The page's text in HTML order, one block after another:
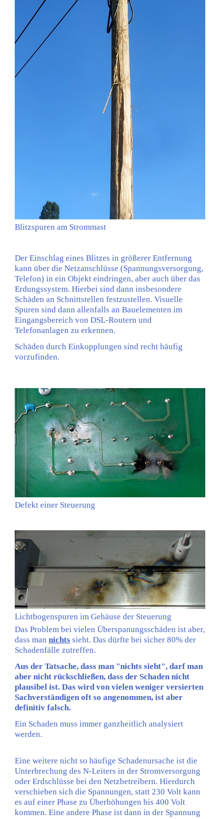
Blitzspuren am Strommast
Der Einschlag eines Blitzes in größerer Entfernung
kann über die Netzanschlüsse (Spannungsversorgung,
Telefon) in ein Objekt eindringen, aber auch über das
Erdungssystem. Hierbei sind dann insbesondere
Schäden an Schnittstellen festzustellen. Visuelle
Spuren sind dann allenfalls an Bauelementen im
Eingangsbereich von DSL-Routern und
Telefonanlagen zu erkennen.
Schäden durch Einkopplungen sind recht häufig
vorzufinden.
Defekt einer Steuerung
Lichtbogenspuren im Gehäuse der Steuerung
Das Problem bei vielen Überspanungsschäden ist aber,
dass man nichts sieht. Das dürfte bei sicher 80% der
Schadenfälle zutreffen.
Aus der Tatsache, dass man "nichts sieht", darf man
aber nicht rückschließen, dass der Schaden nicht
plausibel ist. Das wird von vielen weniger versierten
Sachverständigen oft so angenommen, ist aber
definitiv falsch.
Ein Schaden muss immer ganzheitlich analysiert
werden.
Eine weitere nicht so häufige Schadenursache ist die
Unterbrechung des N-Leiters in der Stromversorgung
oder Erdschlüsse bei den Netzbetreibern. Hierdurch
verschieben sich die Spannungen, statt 230 Volt kann
es auf einer Phase zu Überhöhungen bis 400 Volt
kommen. Eine andere Phase ist dann in der Spannung